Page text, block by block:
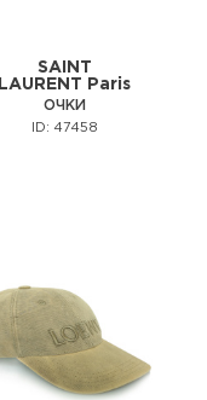
SAINT
LAURENT Paris
ОЧКИ
ID: 47458